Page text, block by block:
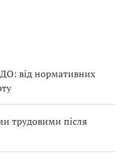
від нормативних
трудовими після
педагогів і здобувачів